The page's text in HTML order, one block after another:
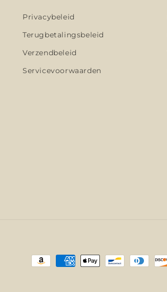
Privacybeleid
Terugbetalingsbeleid
Verzendbeleid
Servicevoorwaarden
Betaalmethoden